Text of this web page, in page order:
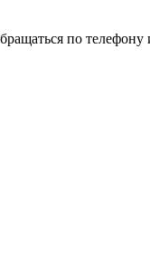
по телефону